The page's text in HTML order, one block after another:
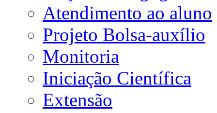
Atendimento ao aluno
Projeto Bolsa-auxílio
Monitoria
Iniciação Científica
Extensão